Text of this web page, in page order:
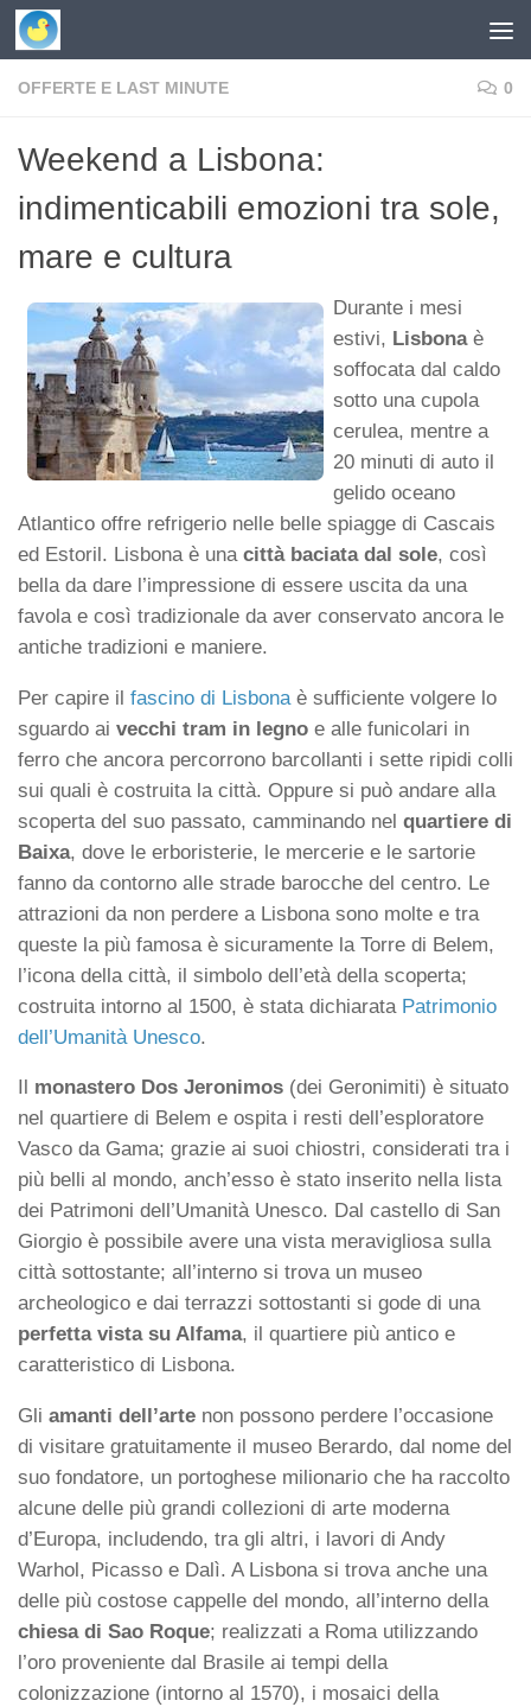
Skip to content
OFFERTE E LAST MINUTE 0
Weekend a Lisbona:
indimenticabili emozioni tra sole,
mare e cultura
Durante i mesi
estivi, Lisbonaè
soffocata dal caldo
sotto una cupola
cerulea, mentre a
20 minuti di auto il
gelido oceano
Atlantico offre refrigerio nelle belle spiagge di Cascais
ed Estoril. Lisbona è una città baciata dal sole, così
bella da dare l’impressione di essere uscita da una
favola e così tradizionale da aver conservato ancora le
antiche tradizioni e maniere.
Per capire il fascino di Lisbona è sufficiente volgere lo
sguardo ai vecchi tram in legno e alle funicolari in
ferro che ancora percorrono barcollanti i sette ripidi colli
sui quali è costruita la città. Oppure si può andare alla
scoperta del suo passato, camminando nel quartiere di
Baixa, dove le erboristerie, le mercerie e le sartorie
fanno da contorno alle strade barocche del centro. Le
attrazioni da non perdere a Lisbona sono molte e tra
queste la più famosa è sicuramente la Torre di Belem,
l’icona della città, il simbolo dell’età della scoperta;
costruita intorno al 1500, è stata dichiarata Patrimonio
dell’Umanità Unesco.
monastero Dos Jeronimos (dei Geronimiti) è situato
nel quartiere di Belem e ospita i resti dell’esploratore
Vasco da Gama; grazie ai suoi chiostri, considerati tra i
più belli al mondo, anch’esso è stato inserito nella lista
dei Patrimoni dell’Umanità Unesco. Dal castello di San
Giorgio è possibile avere una vista meravigliosa sulla
città sottostante; all’interno si trova un museo
archeologico e dai terrazzi sottostanti si gode di una
perfetta vista su Alfama, il quartiere più antico e
caratteristico di Lisbona.
Gli amanti dell’arte non possono perdere l’occasione
di visitare gratuitamente il museo Berardo, dal nome del
suo fondatore, un portoghese milionario che ha raccolto
alcune delle più grandi collezioni di arte moderna
d’Europa, includendo, tra gli altri, i lavori di Andy
Warhol, Picasso e Dalì. A Lisbona si trova anche una
delle più costose cappelle del mondo, all’interno della
chiesa di Sao Roque; realizzati a Roma utilizzando
l’oro proveniente dal Brasile ai tempi della
colonizzazione (intorno al 1570), i mosaici della